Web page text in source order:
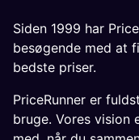
Siden 1999 har
besøgende med at
bedste priser.
PriceRunner er
bruge. Vores vision